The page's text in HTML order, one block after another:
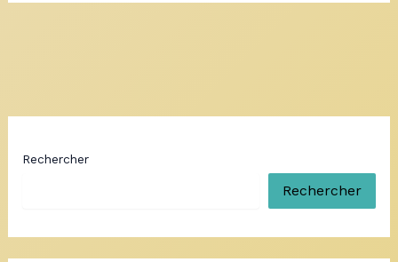
Rechercher
Rechercher